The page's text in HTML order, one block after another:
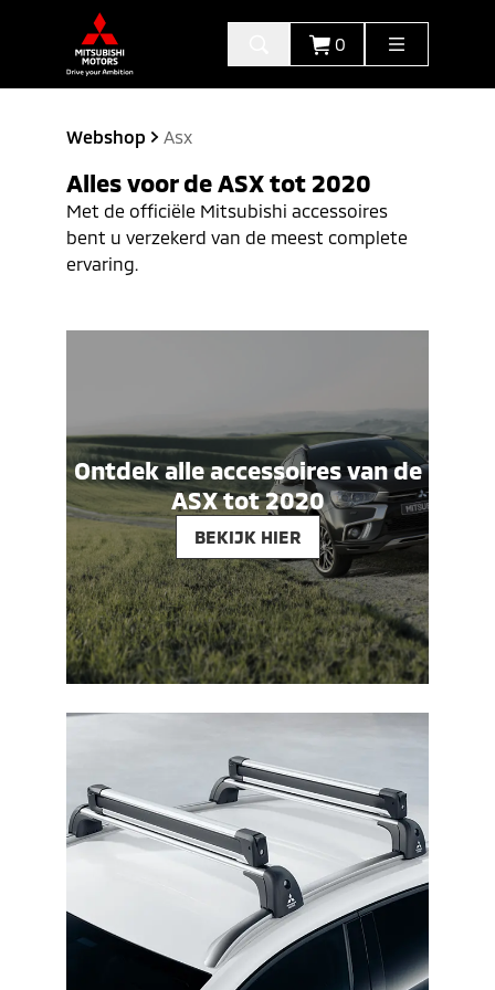
0
Webshop Asx
Alles voor de ASX tot 2020
Met de officiële Mitsubishi accessoires
bent u verzekerd van de meest complete
ervaring.
Ontdek alle accessoires van de
ASX tot 2020
BEKIJK HIER